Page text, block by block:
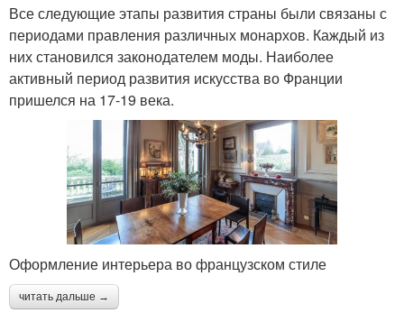
Все следующие этапы развития страны были связаны с
периодами правления различных монархов. Каждый из
них становился законодателем моды. Наиболее
активный период развития искусства во Франции
пришелся на 17-19 века.
Оформление интерьера во французском стиле
читать дальше →